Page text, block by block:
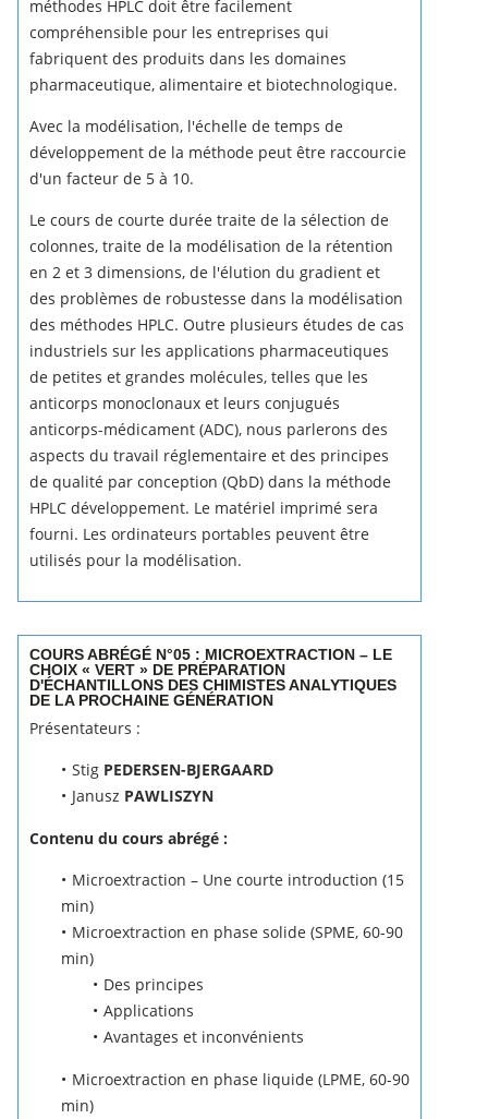
méthodes HPLC doit être facilement
compréhensible pour les entreprises qui
fabriquent des produits dans les domaines
pharmaceutique, alimentaire et biotechnologique.
Avec la modélisation, l'échelle de temps de
développement de la méthode peut être raccourcie
d'un facteur de 5 à 10.
Le cours de courte durée traite de la sélection de
colonnes, traite de la modélisation de la rétention
en 2 et 3 dimensions, de l'élution du gradient et
des problèmes de robustesse dans la modélisation
des méthodes HPLC. Outre plusieurs études de cas
industriels sur les applications pharmaceutiques
de petites et grandes molécules, telles que les
anticorps monoclonaux et leurs conjugués
anticorps-médicament (ADC), nous parlerons des
aspects du travail réglementaire et des principes
de qualité par conception (QbD) dans la méthode
HPLC développement. Le matériel imprimé sera
fourni. Les ordinateurs portables peuvent être
utilisés pour la modélisation.
COURS ABRÉGÉ N°05 : MICROEXTRACTION – LE
CHOIX « VERT » DE PRÉPARATION
D'ÉCHANTILLONS DES CHIMISTES ANALYTIQUES
DE LA PROCHAINE GÉNÉRATION
Présentateurs :
Stig PEDERSEN-BJERGAARD
Janusz PAWLISZYN
Contenu du cours abrégé :
Microextraction – Une courte introduction (15
min)
Microextraction en phase solide (SPME, 60-90
min)
Des principes
Applications
Avantages et inconvénients
Microextraction en phase liquide (LPME, 60-90
min)